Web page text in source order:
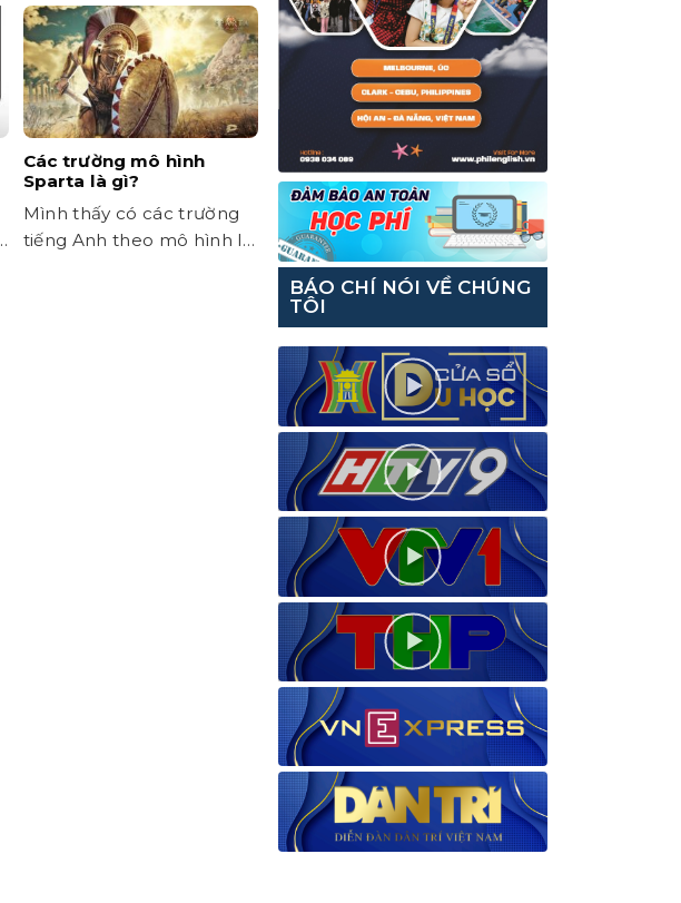
Các trường mô hình
Sparta là gì?
Mình thấy có các trường
tiếng Anh theo mô hình là
BÁO CHÍ NÓI VỀ CHÚNG
TÔI